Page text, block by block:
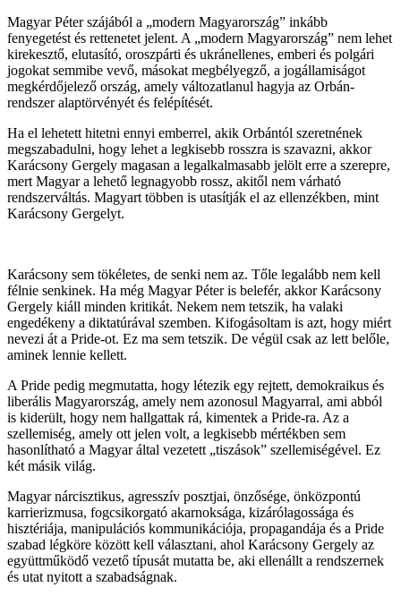
Magyar Péter szájából a „modern Magyarország” inkább
fenyegetést és rettenetet jelent. A „modern Magyarország” nem lehet
kirekesztő, elutasító, oroszpárti és ukránellenes, emberi és polgári
jogokat semmibe vevő, másokat megbélyegző, a jogállamiságot
megkérdőjelező ország, amely változatlanul hagyja az Orbán-
rendszer alaptörvényét és felépítését.
Ha el lehetett hitetni ennyi emberrel, akik Orbántól szeretnének
megszabadulni, hogy lehet a legkisebb rosszra is szavazni, akkor
Karácsony Gergely magasan a legalkalmasabb jelölt erre a szerepre,
mert Magyar a lehető legnagyobb rossz, akitől nem várható
rendszerváltás. Magyart többen is utasítják el az ellenzékben, mint
Karácsony Gergelyt.
Karácsony sem tökéletes, de senki nem az. Tőle legalább nem kell
félnie senkinek. Ha még Magyar Péter is belefér, akkor Karácsony
Gergely kiáll minden kritikát. Nekem nem tetszik, ha valaki
engedékeny a diktatúrával szemben. Kifogásoltam is azt, hogy miért
nevezi át a Pride-ot. Ez ma sem tetszik. De végül csak az lett belőle,
aminek lennie kellett.
A Pride pedig megmutatta, hogy létezik egy rejtett, demokraikus és
liberális Magyarország, amely nem azonosul Magyarral, ami abból
is kiderült, hogy nem hallgattak rá, kimentek a Pride-ra. Az a
szellemiség, amely ott jelen volt, a legkisebb mértékben sem
hasonlítható a Magyar által vezetett „tiszások” szellemiségével. Ez
két másik világ.
Magyar nárcisztikus, agresszív posztjai, önzősége, önközpontú
karrierizmusa, fogcsikorgató akarnoksága, kizárólagossága és
hisztériája, manipulációs kommunikációja, propagandája és a Pride
szabad légköre között kell választani, ahol Karácsony Gergely az
együttműködő vezető típusát mutatta be, aki ellenállt a rendszernek
és utat nyitott a szabadságnak.